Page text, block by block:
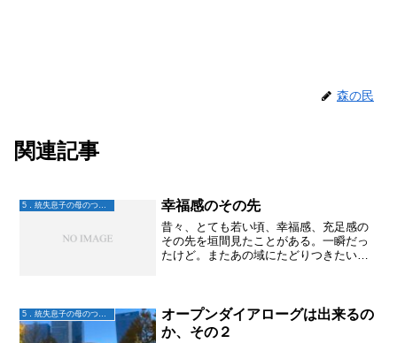
森の民
関連記事
幸福感のその先
昔々、とても若い頃、幸福感、充足感の
その先を垣間見たことがある。一瞬だっ
たけど。またあの域にたどりつきたい！
生活的には普通の貧乏学生...
5．統失息子の母のつぶやき
オープンダイアローグは出来るの
か、その２